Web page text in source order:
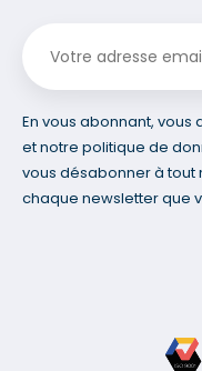
En vous abonnant,
et notre politique de
vous désabonner à tout
chaque newsletter que